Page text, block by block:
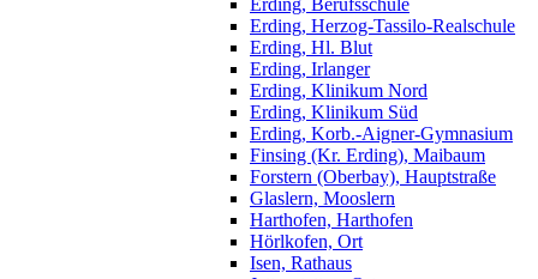
Erding, Berufsschule
Erding, Herzog-Tassilo-Realschule
Erding, Hl. Blut
Erding, Irlanger
Erding, Klinikum Nord
Erding, Klinikum Süd
Erding, Korb.-Aigner-Gymnasium
Finsing (Kr. Erding), Maibaum
Forstern (Oberbay), Hauptstraße
Glaslern, Mooslern
Harthofen, Harthofen
Hörlkofen, Ort
Isen, Rathaus